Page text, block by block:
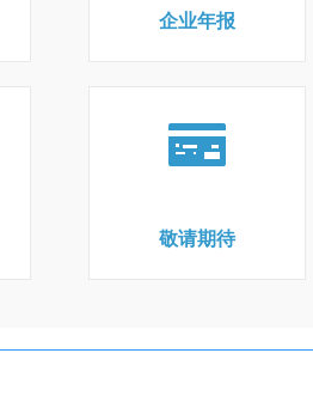
企业年报
敬请期待